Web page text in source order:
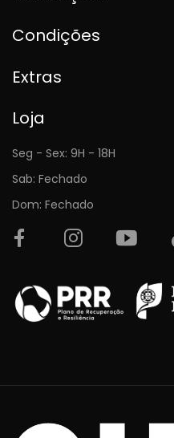
Condições
Extras
Loja
Seg - Sex: 9H - 18H
Sab: Fechado
Dom: Fechado